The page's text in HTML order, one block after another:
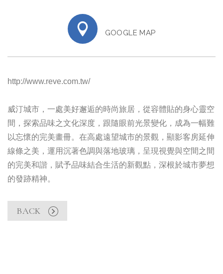
GOOGLE MAP
http://www.reve.com.tw/
威汀城市，一處美好邂逅的時尚旅居，從容體貼的身心靈空
間，探索品味之文化深度，跟隨眼前光景變化，成為一幅難
以忘懷的完美畫冊。在高處遠望城市的景觀，顯影客房延伸
線條之美，運用沉著色調與落地玻璃，呈現視覺與空間之間
的完美和諧，賦予品味結合生活的新觀點，深根於城市夢想
的發跡精神。
BACK